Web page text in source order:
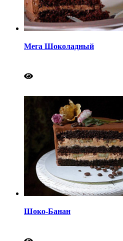
Мега Шоколадный
Шоко-Банан